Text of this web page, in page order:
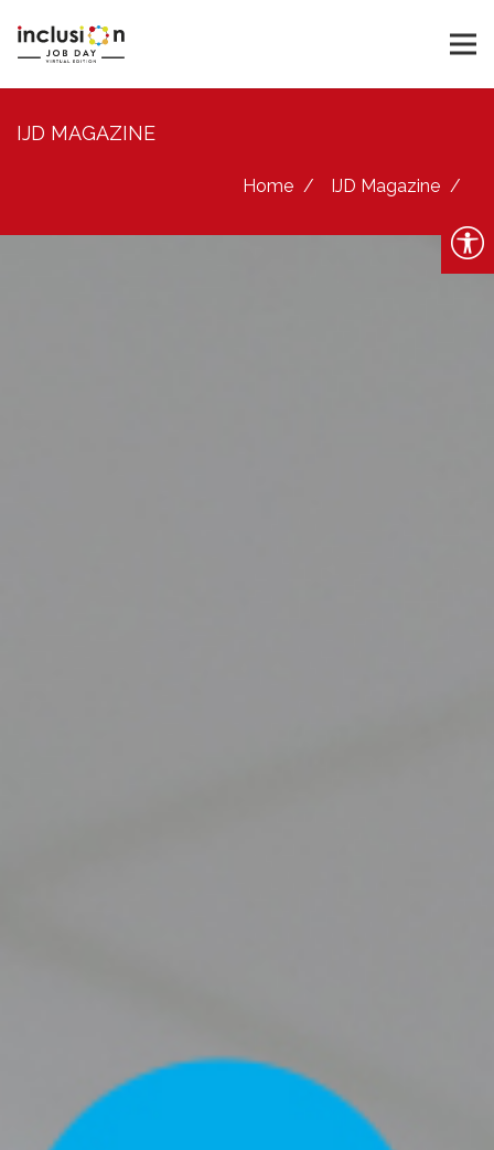
IJD MAGAZINE
Home IJD Magazine